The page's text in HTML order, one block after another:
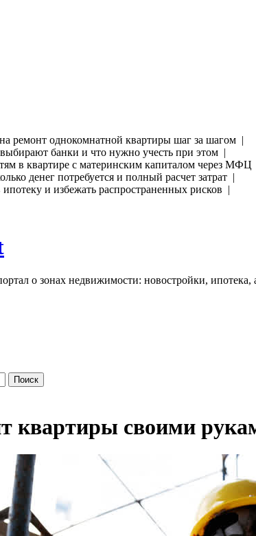
ремонт однокомнатной квартиры шаг за шагом |
банки и что нужно учесть при этом |
в квартире с материнским капиталом через МФЦ
денег потребуется и полный расчет затрат |
и избежать распространенных рисков |
о зонах недвижимости: новостройки, ипотека,
квартиры своими